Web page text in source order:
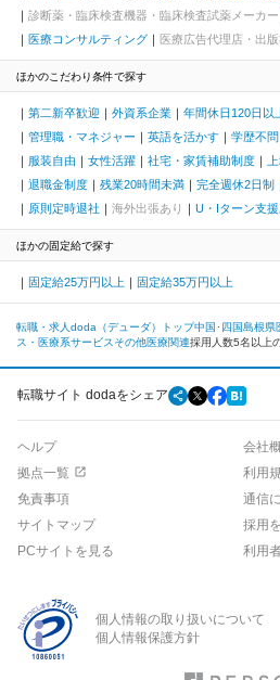
診断薬・臨床検査機器・臨床検査試薬メーカー
医療コンサルティング
医療広告代理店・出
ほかのこだわり条件で探す
第二新卒歓迎 外資系企業 年間休日120日以
管理職・マネジャー
英語を活かす 学歴不問
服装自由
女性活躍 社宅・家賃補助制度
退職金制度
残業20時間未満 完全週休2日制
原則定時退社
海外出張あり U・Iターン支援
ほかの固定給で探す
固定給25万円以上 固定給35万円以上
転職・求人doda（デューダ）トップ中国･四国島根県
ス・医療系サービスその他医療関連採用人数5名以上
転職サイト dodaをシェア
ヘルプ
会社
拠点一覧
利用
免責事項
通信
サイトマップ
採用
PCサイトを見る
利用
個人情報の取り扱いについて
個人情報保護方針